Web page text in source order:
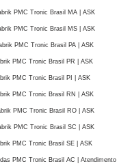
PMC Tronic Brasil MA | ASK
PMC Tronic Brasil MS | ASK
PMC Tronic Brasil PA | ASK
PMC Tronic Brasil PR | ASK
PMC Tronic Brasil PI | ASK
PMC Tronic Brasil RN | ASK
PMC Tronic Brasil RO | ASK
PMC Tronic Brasil SC | ASK
PMC Tronic Brasil SE | ASK
PMC Tronic Brasil AC | Atendimento